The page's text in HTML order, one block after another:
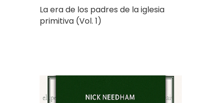
La era de los padres de la iglesia
primitiva (Vol. 1)